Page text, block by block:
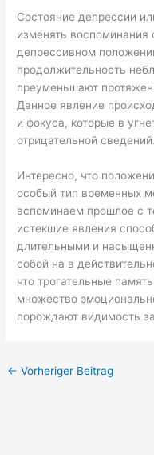
Состояние депрессии
изменять
депрессивном
продолжительность
преуменьшают
Данное явление
и фокуса, которые в
отрицательной сведений.
Интересно, что
особый тип временных
вспоминаем прошлое с
истекшие явления
длительными и
собой на в
что трогательные
множество
порождают видимость
← Vorheriger Beitrag